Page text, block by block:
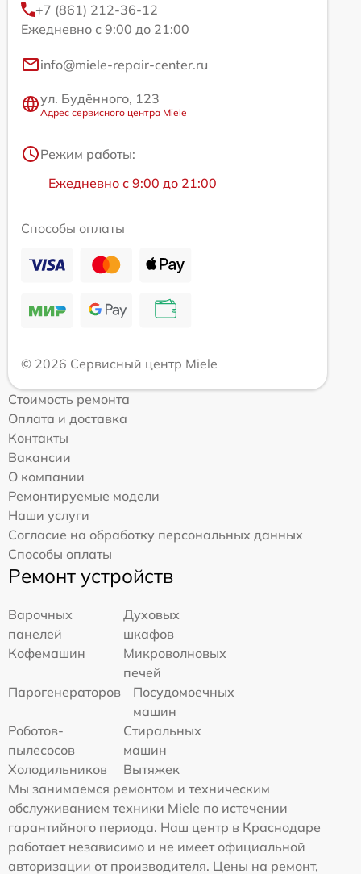
+7 (861) 212-36-12
Ежедневно с 9:00 до 21:00
info@miele-repair-center.ru
ул. Будённого, 123
Адрес сервисного центра Miele
Режим работы:
Ежедневно с 9:00 до 21:00
Способы оплаты
© 2026 Сервисный центр Miele
Стоимость ремонта
Оплата и доставка
Контакты
Вакансии
О компании
Ремонтируемые модели
Наши услуги
Согласие на обработку персональных данных
Способы оплаты
Ремонт устройств
Варочных
панелей
Духовых
шкафов
Кофемашин
Микроволновых
печей
Парогенераторов
Посудомоечных
машин
Роботов-
пылесосов
Стиральных
машин
Холодильников
Вытяжек
Мы занимаемся ремонтом и техническим
обслуживанием техники Miele по истечении
гарантийного периода. Наш центр в Краснодаре
работает независимо и не имеет официальной
авторизации от производителя. Цены на ремонт,